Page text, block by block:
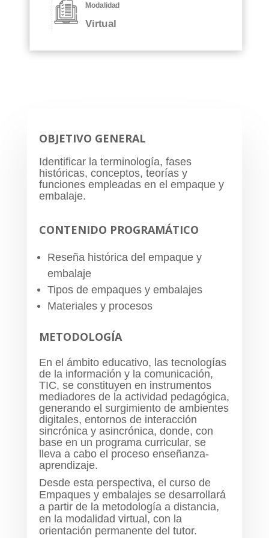
Modalidad
Virtual
OBJETIVO GENERAL
Identificar la terminología, fases
históricas, conceptos, teorías y
funciones empleadas en el empaque y
embalaje.
CONTENIDO PROGRAMÁTICO
Reseña histórica del empaque y
embalaje
Tipos de empaques y embalajes
Materiales y procesos
METODOLOGÍA
En el ámbito educativo, las tecnologías
de la información y la comunicación,
TIC, se constituyen en instrumentos
mediadores de la actividad pedagógica,
generando el surgimiento de ambientes
digitales, entornos de interacción
sincrónica y asincrónica, donde, con
base en un programa curricular, se
lleva a cabo el proceso enseñanza-
aprendizaje.
Desde esta perspectiva, el curso de
Empaques y embalajes se desarrollará
a partir de la metodología a distancia,
en la modalidad virtual, con la
orientación permanente del tutor.